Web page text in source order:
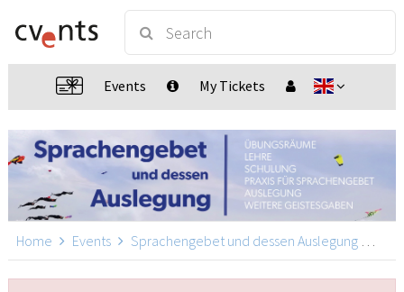
Events My Tickets
Home Events Sprachengebet und dessen Auslegung